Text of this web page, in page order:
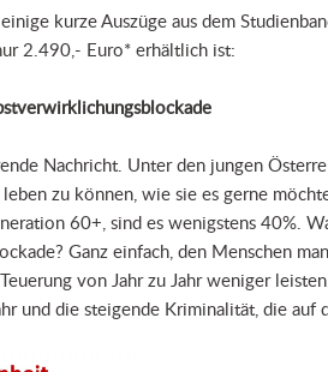
kurze Auszüge aus dem
2.490,- Euro* erhältlich ist:
Nachricht. Unter den jungen
zu können, wie sie es gerne
60+, sind es wenigstens 40%.
Ganz einfach, den Menschen
von Jahr zu Jahr weniger
und die steigende Kriminalität, die